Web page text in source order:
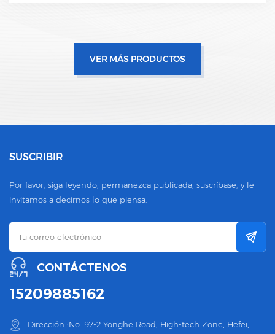
VER MÁS PRODUCTOS
SUSCRIBIR
Por favor, siga leyendo, permanezca publicada, suscríbase, y le
invitamos a decirnos lo que piensa.
CONTÁCTENOS
15209885162
Dirección :No. 97-2 Yonghe Road, High-tech Zone, Hefei,